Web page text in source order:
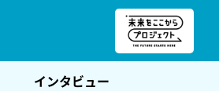
インタビュー